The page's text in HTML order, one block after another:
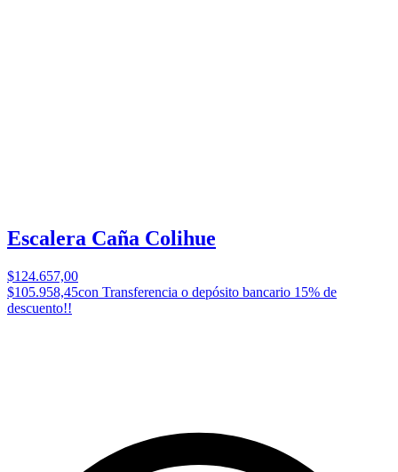
Escalera Caña Colihue
$124.657,00
$105.958,45con Transferencia o depósito bancario 15% de
descuento!!